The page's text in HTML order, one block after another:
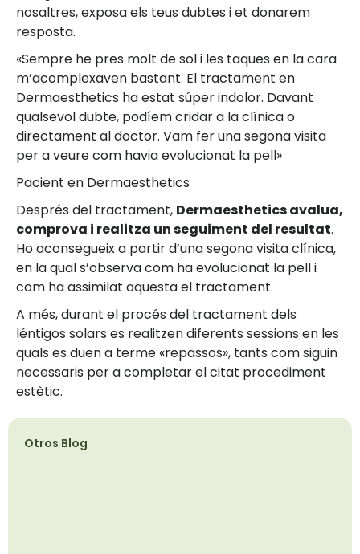
nosaltres, exposa els teus dubtes i et donarem
resposta.
«Sempre he pres molt de sol i les taques en la cara
m’acomplexaven bastant. El tractament en
Dermaesthetics ha estat súper indolor. Davant
qualsevol dubte, podíem cridar a la clínica o
directament al doctor. Vam fer una segona visita
per a veure com havia evolucionat la pell»
Pacient en Dermaesthetics
Després del tractament, Dermaesthetics avalua,
comprova i realitza un seguiment del resultat.
Ho aconsegueix a partir d’una segona visita clínica,
en la qual s’observa com ha evolucionat la pell i
com ha assimilat aquesta el tractament.
A més, durant el procés del tractament dels
léntigos solars es realitzen diferents sessions en les
quals es duen a terme «repassos», tants com siguin
necessaris per a completar el citat procediment
estètic.
Otros Blog